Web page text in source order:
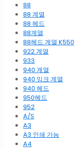
88
88 계열
88 헤드
88계열
88헤드 계열 K550
922 계열
933
940 계열
940 잉크 계열
940 헤드
950헤드
952
A/S
A3
A3 인쇄 가능
A4